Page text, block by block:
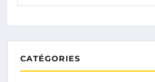
CATÉGORIES